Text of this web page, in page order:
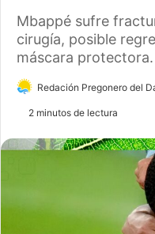
Mbappé sufre
cirugía, posible
máscara protectora.
Redación Pregonero del
2 minutos de lectura